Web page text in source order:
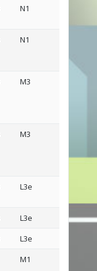
N1
N1
M3
M3
L3e
L3e
2
L3e
M1